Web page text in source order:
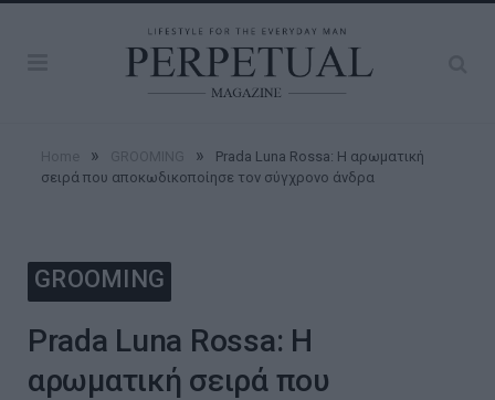
» »
Prada Luna Rossa: Η αρωματική
σειρά που αποκωδικοποίησε τον σύγχρονο άνδρα
GROOMING
Prada Luna Rossa: Η
αρωματική σειρά που